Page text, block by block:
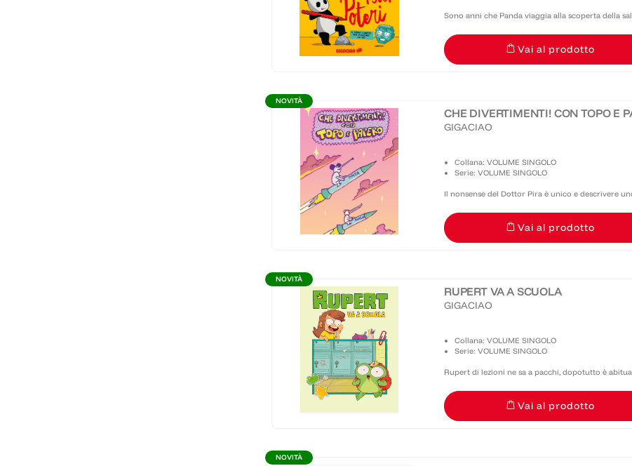
Sono anni che Panda viaggia alla scoperta della
parallelamente da ancora più tempo lo psicologo
aiutare...
Vai al prodotto
NOVITÀ
CHE DIVERTIMENTI! CON TOPO E
GIGACIAO
Collana: VOLUME SINGOLO
Serie: VOLUME SINGOLO
Il nonsense del Dottor Pira è unico e descrivere
un'aurora boreale senza averla mai vista: bisogna
stile...
Vai al prodotto
NOVITÀ
RUPERT VA A SCUOLA
GIGACIAO
Collana: VOLUME SINGOLO
Serie: VOLUME SINGOLO
Rupert di lezioni ne sa a pacchi, dopotutto è
persone (e a Fraffrog!) dalle pagine di Scottecs
pure...
Vai al prodotto
NOVITÀ